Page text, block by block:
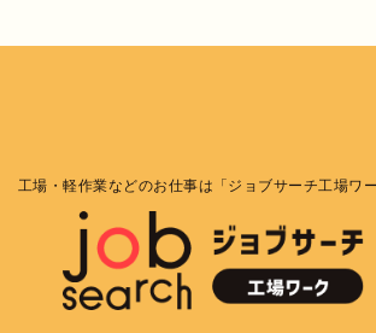
工場・軽作業などのお仕事は「ジョブサーチ工場ワー